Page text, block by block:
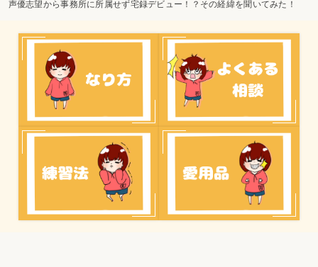
声優志望から事務所に所属せず宅録デビュー！？その経緯を聞いてみた！